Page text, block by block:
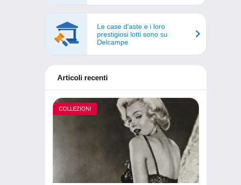
Le case d'aste e i loro
prestigiosi lotti sono su
Delcampe
Articoli recenti
COLLEZIONI